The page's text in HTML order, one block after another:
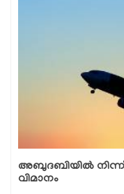
അബുദബിയില്‍ നിന്ന്
വിമാനം